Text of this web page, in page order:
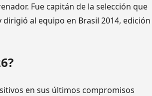
Fue capitán de la selección que
dirigió al equipo en Brasil 2014, edición
en sus últimos compromisos